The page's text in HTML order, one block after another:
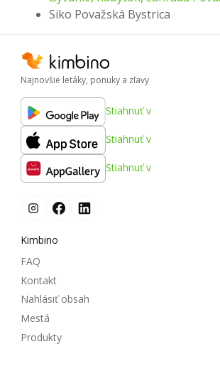
Siko Považská Bystrica
Najnovšie letáky, ponuky a zľavy
Stiahnuť v
Stiahnuť v
Stiahnuť v
Kimbino
FAQ
Kontakt
Nahlásiť obsah
Mestá
Produkty